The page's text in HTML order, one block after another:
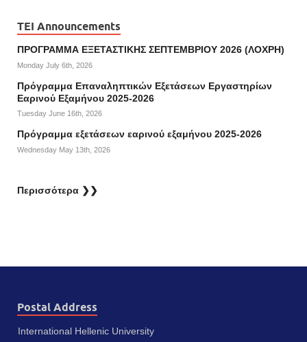
TEI Announcements
ΠΡΟΓΡΑΜΜΑ ΕΞΕΤΑΣΤΙΚΗΣ ΣΕΠΤΕΜΒΡΙΟΥ 2026 (ΛΟΧΡΗ)
Monday July 6th, 2026
Πρόγραμμα Επαναληπτικών Εξετάσεων Εργαστηρίων
Εαρινού Εξαμήνου 2025-2026
Tuesday June 16th, 2026
Πρόγραμμα εξετάσεων εαρινού εξαμήνου 2025-2026
Wednesday May 13th, 2026
Περισσότερα ❯❯
Postal Address
International Hellenic University